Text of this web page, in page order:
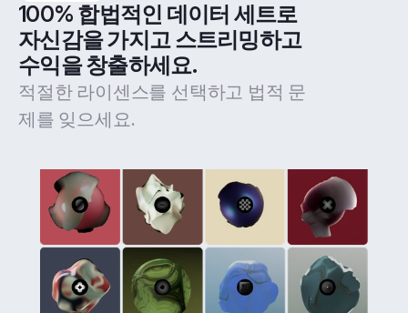
100% 합법적인 데이터 세트로
자신감을 가지고 스트리밍하고
수익을 창출하세요.
적절한 라이센스를 선택하고 법적 문
제를 잊으세요.